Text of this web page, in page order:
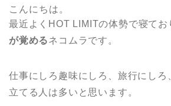
こんにちは。
最近よくHOT LIMITの体勢で寝てお
が覚めるネコムラです。
仕事にしろ趣味にしろ、旅行にしろ
立てる人は多いと思います。